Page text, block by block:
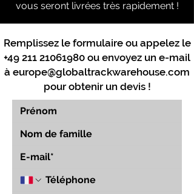
vous seront livrées très rapidement !
Remplissez le formulaire ou appelez le
+49 211 21061980 ou envoyez un e-mail
à europe@globaltrackwarehouse.com
pour obtenir un devis !